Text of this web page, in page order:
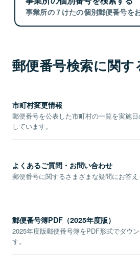
事業所の７けたの個別郵便番号を
郵便番号検索に関す
市町村変更情報
郵便番号を公表した市町村の一覧を実施
しています。
よくあるご質問・お問い合わせ
郵便番号に関するさまざまな疑問にお答え
郵便番号簿PDF（2025年度版）
2025年度版郵便番号簿をPDF形式でダウ
す。